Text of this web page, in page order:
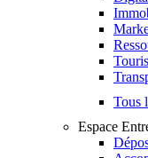
Tous
Espace